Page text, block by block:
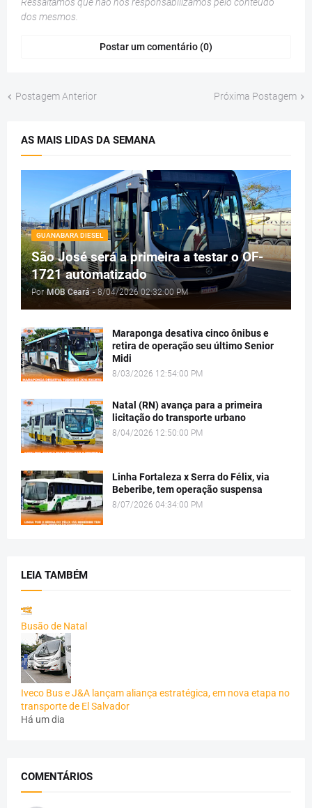
Ressaltamos que não nos responsabilizamos pelo conteúdo
dos mesmos.
Postar um comentário (0)
Postagem Anterior Próxima Postagem
AS MAIS LIDAS DA SEMANA
GUANABARA DIESEL
São José será a primeira a testar o OF-
1721 automatizado
Por MOB Ceará - 8/04/2026 02:32:00 PM
Maraponga desativa cinco ônibus e
retira de operação seu último Senior
Midi
8/03/2026 12:54:00 PM
Natal (RN) avança para a primeira
licitação do transporte urbano
8/04/2026 12:50:00 PM
Linha Fortaleza x Serra do Félix, via
Beberibe, tem operação suspensa
8/07/2026 04:34:00 PM
LEIA TAMBÉM
Busão de Natal
Iveco Bus e J&A lançam aliança estratégica, em nova etapa no
transporte de El Salvador
Há um dia
COMENTÁRIOS